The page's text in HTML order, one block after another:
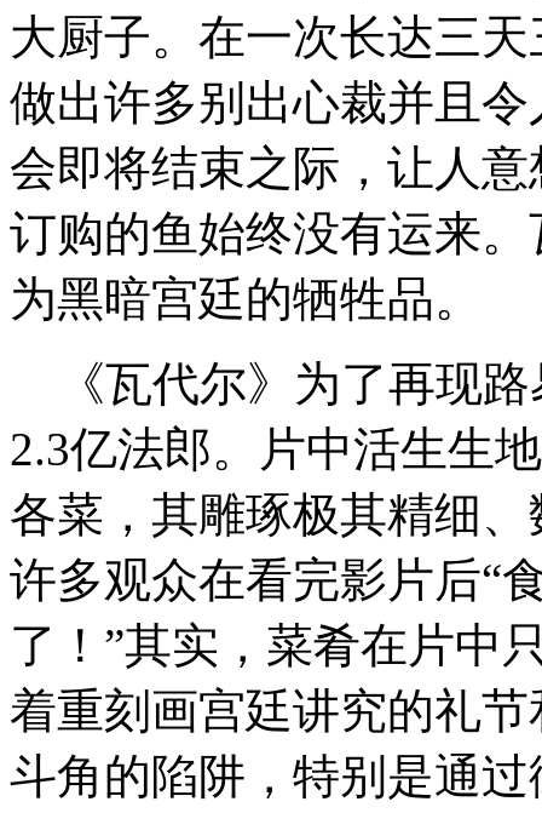
大厨子。在一次长达三
做出许多别出心裁并且
会即将结束之际，让人
订购的鱼始终没有运来
为黑暗宫廷的牺牲品。
《瓦代尔》为了再现路
2.3亿法郎。片中活生生
各菜，其雕琢极其精细
许多观众在看完影片后“
了！”其实，菜肴在片中
着重刻画宫廷讲究的礼
斗角的陷阱，特别是通